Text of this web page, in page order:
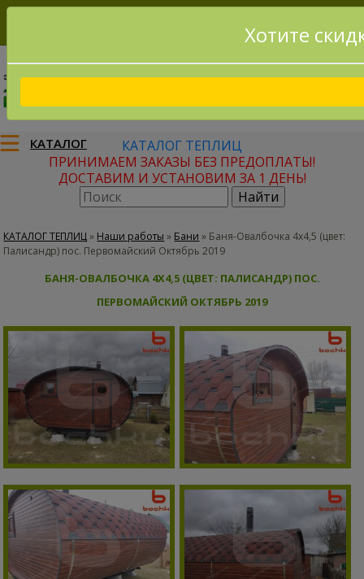
8(915)795-56-02
КАТАЛОГ
КАТАЛОГ ТЕПЛИЦ
ПРИНИМАЕМ ЗАКАЗЫ БЕЗ ПРЕДОПЛАТЫ!
ДОСТАВИМ И УСТАНОВИМ ЗА 1 ДЕНЬ!
КАТАЛОГ ТЕПЛИЦ» Наши работы » Бани » Баня-Овалбочка 4х4,5 (цвет:
Палисандр) пос. Первомайский Октябрь 2019
БАНЯ-ОВАЛБОЧКА 4Х4,5 (ЦВЕТ: ПАЛИСАНДР) ПОС.
ПЕРВОМАЙСКИЙ ОКТЯБРЬ 2019
Хотите